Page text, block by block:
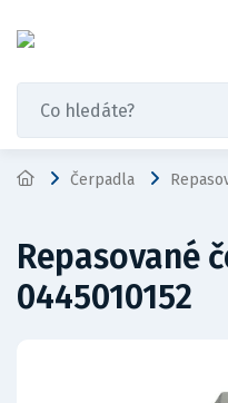
Čerpadla
Repasované
0445010152